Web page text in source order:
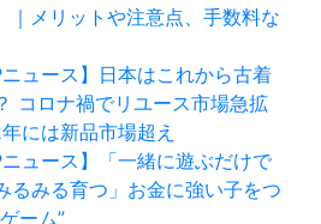
｜メリットや注意点、手数料な
ニュース】日本はこれから古着
コロナ禍でリユース市場急拡
には新品市場超え
ニュース】「一緒に遊ぶだけで
るみる育つ」お金に強い子をつ
ーム”